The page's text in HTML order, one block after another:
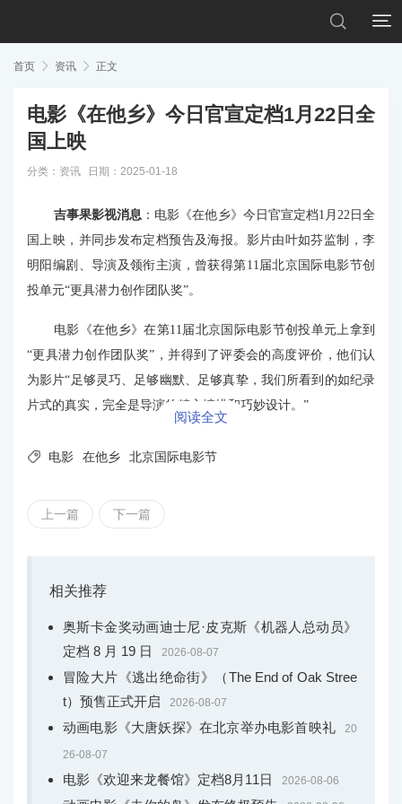


首页  资讯  正文
电影《在他乡》今日官宣定档1月22日全
国上映
分类： 资讯 日期：2025-01-18
吉事果影视消息 ：电影《在他乡》今日官宣定档1月22日全
国上映，并同步发布定档预告及海报。影片由叶如芬监制，李
明阳编剧、导演及领衔主演，曾获得第11届北京国际电影节创
投单元“更具潜力创作团队奖”。
电影《在他乡》在第11届北京国际电影节创投单元上拿到
“更具潜力创作团队奖”，并得到了评委会的高度评价，他们认
为影片“足够灵巧、足够幽默、足够真挚，我们所看到的如纪录
片式的真实，完全是导演的精心编排和巧妙设计。”
阅读全文
 电影 在他乡 北京国际电影节
上一篇 下一篇
相关推荐
奥斯卡金奖动画迪士尼·皮克斯《机器人总动员》
定档 8 月 19 日
2026-08-07
冒险大片《逃出绝命街》（The End of Oak Stree
t）预售正式开启
2026-08-07
动画电影《大唐妖探》在北京举办电影首映礼 20
26-08-07
电影《欢迎来龙餐馆》定档8月11日 2026-08-06